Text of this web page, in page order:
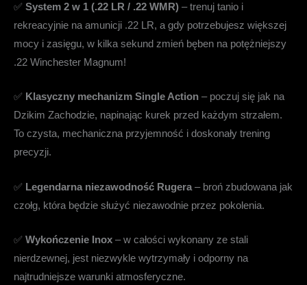
✅ System 2 w 1 (.22 LR / .22 WMR) – trenuj tanio i
rekreacyjnie na amunicji .22 LR, a gdy potrzebujesz większej
mocy i zasięgu, w kilka sekund zmień bęben na potężniejszy
.22 Winchester Magnum!
✅ Klasyczny mechanizm Single Action – poczuj się jak na
Dzikim Zachodzie, napinając kurek przed każdym strzałem.
To czysta, mechaniczna przyjemność i doskonały trening
precyzji.
✅ Legendarna niezawodność Rugera – broń zbudowana jak
czołg, która będzie służyć niezawodnie przez pokolenia.
✅ Wykończenie Inox – w całości wykonany ze stali
nierdzewnej, jest niezwykle wytrzymały i odporny na
najtrudniejsze warunki atmosferyczne.